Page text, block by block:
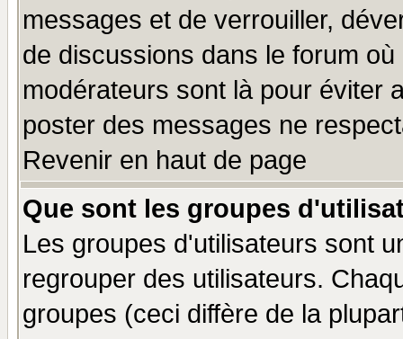
messages et de verrouiller,
de discussions dans le forum
modérateurs sont là pour éviter
poster des messages ne
Revenir en haut de page
Que sont les groupes
Les groupes d'utilisateurs sont
regrouper des utilisateurs.
groupes (ceci diffère de la